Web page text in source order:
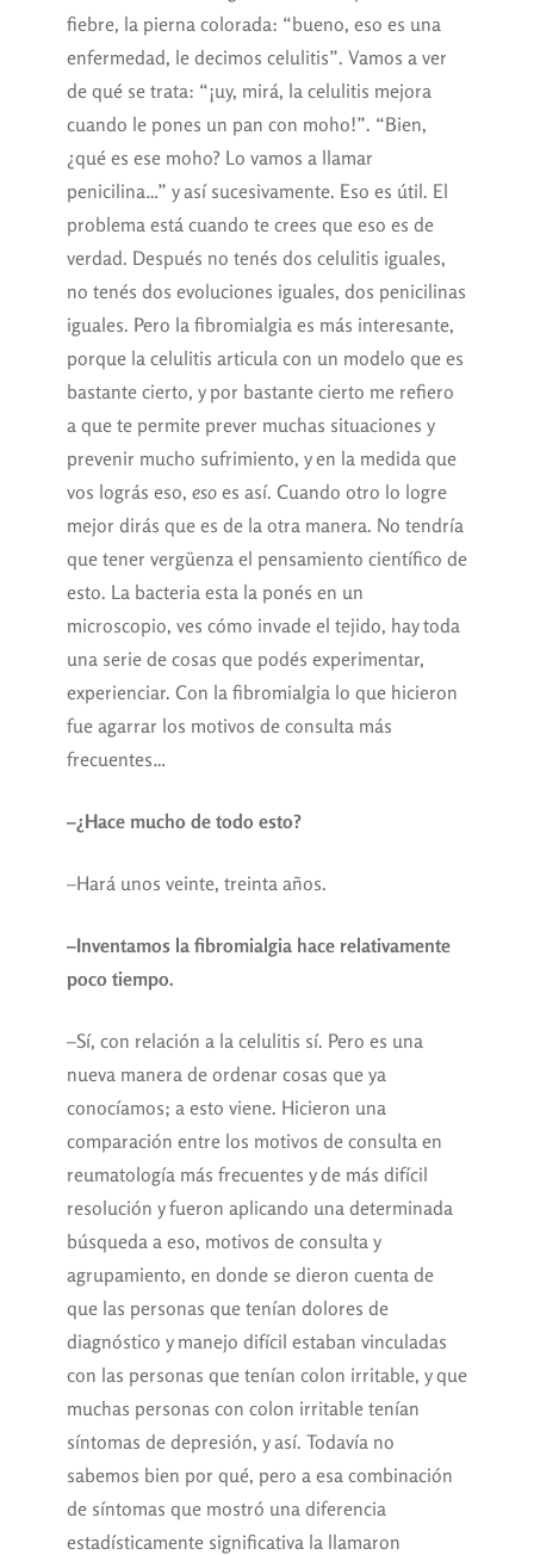
fiebre, la pierna colorada: “bueno, eso es una
enfermedad, le decimos celulitis”. Vamos a ver
de qué se trata: “¡uy, mirá, la celulitis mejora
cuando le pones un pan con moho!”. “Bien,
¿qué es ese moho? Lo vamos a llamar
penicilina…” y así sucesivamente. Eso es útil. El
problema está cuando te crees que eso es de
verdad. Después no tenés dos celulitis iguales,
no tenés dos evoluciones iguales, dos penicilinas
iguales. Pero la fibromialgia es más interesante,
porque la celulitis articula con un modelo que es
bastante cierto, y por bastante cierto me refiero
a que te permite prever muchas situaciones y
prevenir mucho sufrimiento, y en la medida que
vos lográs eso, esoes así. Cuando otro lo logre
mejor dirás que es de la otra manera. No tendría
que tener vergüenza el pensamiento científico de
esto. La bacteria esta la ponés en un
microscopio, ves cómo invade el tejido, hay toda
una serie de cosas que podés experimentar,
experienciar. Con la fibromialgia lo que hicieron
fue agarrar los motivos de consulta más
frecuentes…
–¿Hace mucho de todo esto?
–Hará unos veinte, treinta años.
–Inventamos la fibromialgia hace relativamente
poco tiempo.
–Sí, con relación a la celulitis sí. Pero es una
nueva manera de ordenar cosas que ya
conocíamos; a esto viene. Hicieron una
comparación entre los motivos de consulta en
reumatología más frecuentes y de más difícil
resolución y fueron aplicando una determinada
búsqueda a eso, motivos de consulta y
agrupamiento, en donde se dieron cuenta de
que las personas que tenían dolores de
diagnóstico y manejo difícil estaban vinculadas
con las personas que tenían colon irritable, y que
muchas personas con colon irritable tenían
síntomas de depresión, y así. Todavía no
sabemos bien por qué, pero a esa combinación
de síntomas que mostró una diferencia
estadísticamente significativa la llamaron